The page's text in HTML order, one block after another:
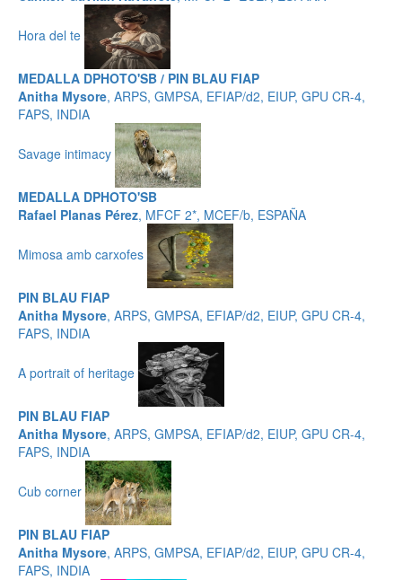
Hora del te
MEDALLA DPHOTO'SB / PIN BLAU FIAP
Anitha Mysore, ARPS, GMPSA, EFIAP/d2, EIUP, GPU CR-4,
FAPS, INDIA
Savage intimacy
MEDALLA DPHOTO'SB
Rafael Planas Pérez, MFCF 2*, MCEF/b, ESPAÑA
Mimosa amb carxofes
PIN BLAU FIAP
Anitha Mysore, ARPS, GMPSA, EFIAP/d2, EIUP, GPU CR-4,
FAPS, INDIA
A portrait of heritage
PIN BLAU FIAP
Anitha Mysore, ARPS, GMPSA, EFIAP/d2, EIUP, GPU CR-4,
FAPS, INDIA
Cub corner
PIN BLAU FIAP
Anitha Mysore, ARPS, GMPSA, EFIAP/d2, EIUP, GPU CR-4,
FAPS, INDIA